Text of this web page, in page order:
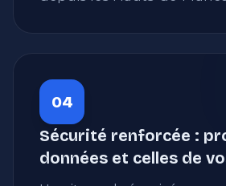
04
Sécurité renforcée :
données et celles de